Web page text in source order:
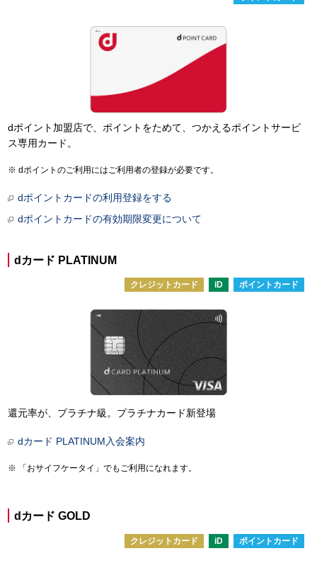
dポイント加盟店で、ポイントをためて、つかえるポイントサービ
ス専用カード。
dポイントのご利用にはご利用者の登録が必要です。
dポイントカードの利用登録をする
dポイントカードの有効期限変更について
dカード PLATINUM
クレジットカード iD ポイントカード
還元率が、プラチナ級。プラチナカード新登場
dカード PLATINUM入会案内
「おサイフケータイ」でもご利用になれます。
dカード GOLD
クレジットカード iD ポイントカード